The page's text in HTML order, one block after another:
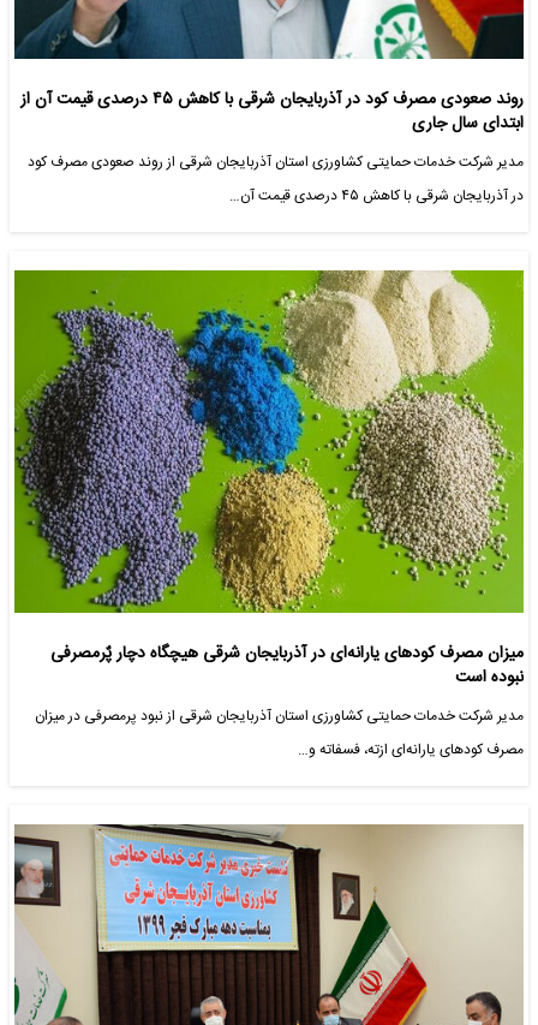
روند صعودی مصرف کود در آذربایجان شرقی با کاهش ۴۵ درصدی قیمت آن از
ابتدای سال جاری
مدیر شرکت خدمات حمایتی کشاورزی استان آذربایجان شرقی از روند صعودی مصرف کود
در آذربایجان شرقی با کاهش ۴۵ درصدی قیمت آن…
میزان مصرف کودهای یارانه‌ای در آذربایجان شرقی هیچگاه دچار پٌرمصرفی
نبوده است
مدیر شرکت خدمات حمایتی کشاورزی استان آذربایجان شرقی از نبود پرمصرفی در میزان
مصرف کودهای یارانه‌ای ازته، فسفاته و…